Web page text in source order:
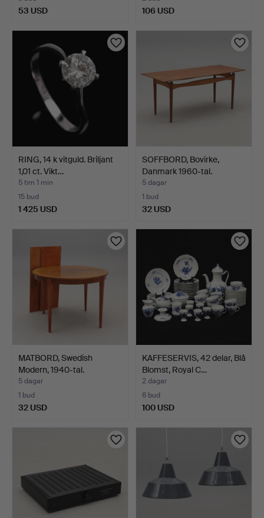
53 USD 106 USD
RING, 14 k vitguld. Briljant
1,01 ct. Vikt…
5 tim 1 min
15 bud
1 425 USD
SOFFBORD, Bovirke,
Danmark 1960-tal.
5 dagar
1 bud
32 USD
MATBORD, Swedish
Modern, 1940-tal.
5 dagar
1 bud
32 USD
KAFFESERVIS, 42 delar, Blå
Blomst, Royal C…
2 dagar
6 bud
100 USD